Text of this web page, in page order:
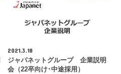
2021.3.18
ジャパネットグループ 企業説明
会（22卒向け･中途採用）